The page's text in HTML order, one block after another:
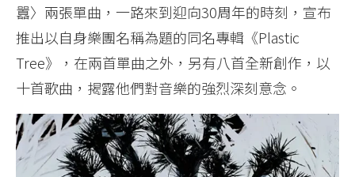
囂〉兩張單曲，一路來到迎向30周年的時刻，宣布
推出以自身樂團名稱為題的同名專輯《Plastic
Tree》，在兩首單曲之外，另有八首全新創作，以
十首歌曲，揭露他們對音樂的強烈深刻意念。